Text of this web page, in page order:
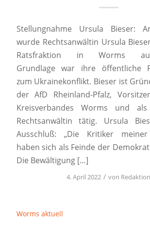
Stellungnahme Ursula Bieser:
wurde Rechtsanwältin Ursula
Ratsfraktion in Worms
Grundlage war ihre öffentliche
zum Ukrainekonflikt. Bieser ist
der AfD Rheinland-Pfalz,
Kreisverbandes Worms und als
Rechtsanwältin tätig. Ursula
Ausschluß: „Die Kritiker meiner
haben sich als Feinde der
Die Bewältigung […]
4. April 2022 / von Redaktion
Worms aktuell